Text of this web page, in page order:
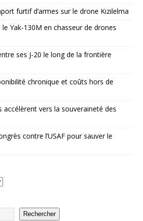
furtif d’armes sur le drone Kızılelma
Yak-130M en chasseur de drones
ses J-20 le long de la frontière
chronique et coûts hors de
accélèrent vers la souveraineté des
contre l’USAF pour sauver le
Rechercher